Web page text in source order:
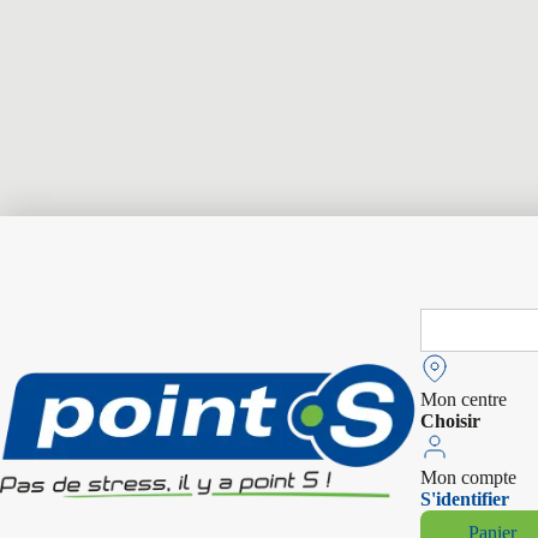
Search
Mon centre
Choisir
Mon compte
S'identifier
Panier